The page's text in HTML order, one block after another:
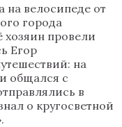
на велосипеде от
города
хозяин провели
Егор
на
общался с
в
о кругосветной